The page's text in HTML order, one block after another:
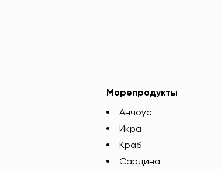
Морепродукты
Анчоус
Икра
Краб
Сардина